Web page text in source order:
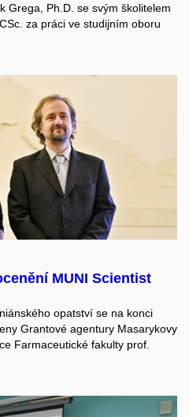
Grega, Ph.D. se svým školitelem
CSc. za práci ve studijním oboru
MUNI Scientist
opatství se na konci
Grantové agentury Masarykovy
Farmaceutické fakulty prof.